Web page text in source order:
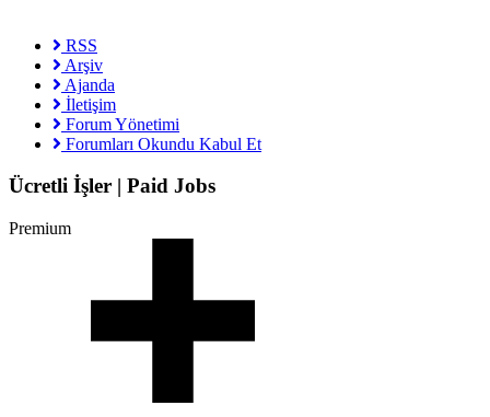
RSS
Arşiv
Ajanda
İletişim
Forum Yönetimi
Forumları Okundu Kabul Et
Ücretli İşler | Paid Jobs
Premium